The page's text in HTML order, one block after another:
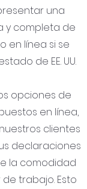
una
y completa de
en línea si se
de EE. UU.
opciones de
en línea,
clientes
declaraciones
la comodidad
trabajo. Esto